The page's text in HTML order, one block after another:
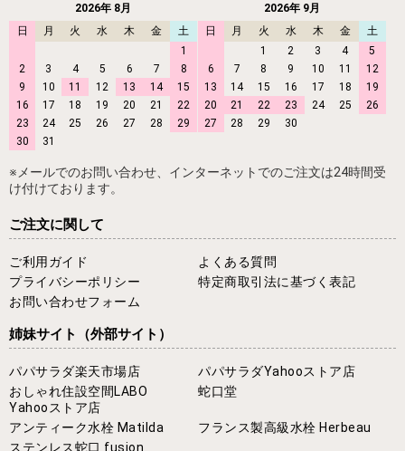
2026年 8月
日
月 火 水 木 金
土
1
2
3 4 5 6 7
8
9
10 11 12 13 14
15
16
17 18 19 20 21
22
23
24 25 26 27 28
29
30
31
2026年 9月
日
月 火 水 木 金
土
1
2 3 4
5
6
7 8 9 10 11
12
13
14 15 16 17 18
19
20
21 22 23 24 25
26
27
28 29 30
※メールでのお問い合わせ、インターネットでのご注文は24時間受
け付けております。
ご注文に関して
ご利用ガイド
よくある質問
プライバシーポリシー
特定商取引法に基づく表記
お問い合わせフォーム
姉妹サイト （外部サイト）
パパサラダ楽天市場店
パパサラダYahooストア店
おしゃれ住設空間LABO
Yahooストア店
蛇口堂
アンティーク水栓 Matilda
フランス製高級水栓 Herbeau
ステンレス蛇口 fusion